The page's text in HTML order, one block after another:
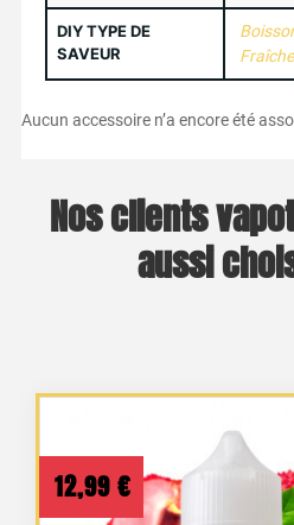
DIY TYPE DE
SAVEUR
Fraîche
Aucun accessoire n’a encore été
Nos clients
aussi
12,99 €